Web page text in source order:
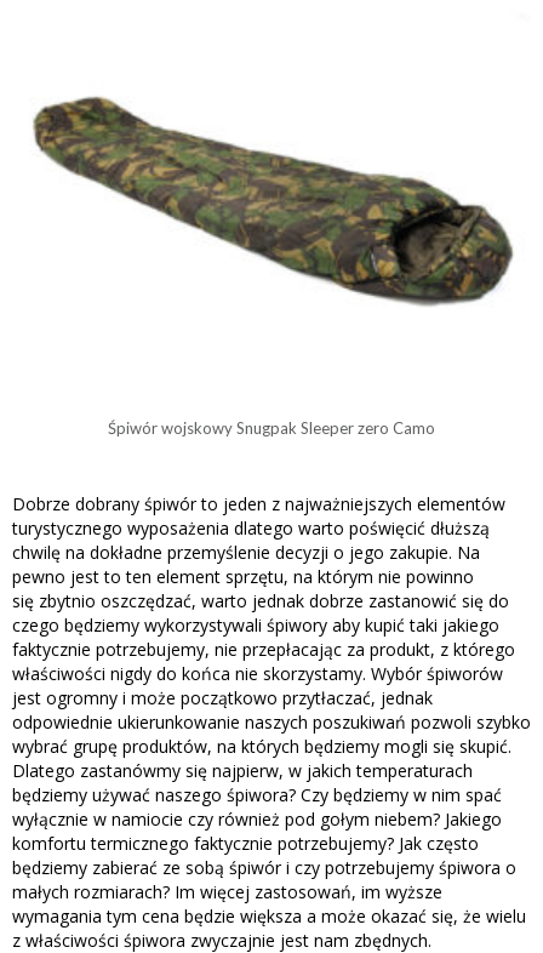
Śpiwór wojskowy Snugpak Sleeper zero Camo
Dobrze dobrany śpiwór to jeden z najważniejszych elementów
turystycznego wyposażenia dlatego warto poświęcić dłuższą
chwilę na dokładne przemyślenie decyzji o jego zakupie. Na
pewno jest to ten element sprzętu, na którym nie powinno
się zbytnio oszczędzać, warto jednak dobrze zastanowić się do
czego będziemy wykorzystywali śpiwory aby kupić taki jakiego
faktycznie potrzebujemy, nie przepłacając za produkt, z którego
właściwości nigdy do końca nie skorzystamy. Wybór śpiworów
jest ogromny i może początkowo przytłaczać, jednak
odpowiednie ukierunkowanie naszych poszukiwań pozwoli szybko
wybrać grupę produktów, na których będziemy mogli się skupić.
Dlatego zastanówmy się najpierw, w jakich temperaturach
będziemy używać naszego śpiwora? Czy będziemy w nim spać
wyłącznie w namiocie czy również pod gołym niebem? Jakiego
komfortu termicznego faktycznie potrzebujemy? Jak często
będziemy zabierać ze sobą śpiwór i czy potrzebujemy śpiwora o
małych rozmiarach? Im więcej zastosowań, im wyższe
wymagania tym cena będzie większa a może okazać się, że wielu
z właściwości śpiwora zwyczajnie jest nam zbędnych.